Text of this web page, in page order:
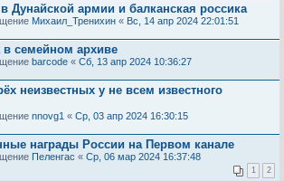
Дунайской армии и балканская россика
Михаил_Тренихин « Вс, 14 апр 2024 22:01:51
в семейном архиве
barcode « Сб, 13 апр 2024 10:36:27
неизвестных у не всем известного
nnovg1 « Ср, 03 апр 2024 16:30:15
награды России на Первом канале
Пеленгас « Ср, 06 мар 2024 16:37:48
1 2